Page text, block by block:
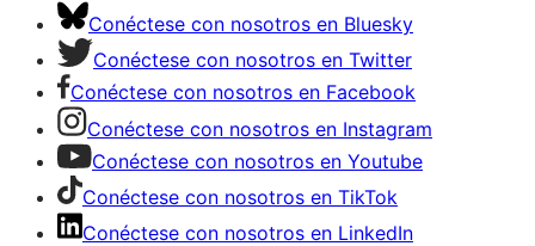
Conéctese con nosotros en Bluesky
Conéctese con nosotros en Twitter
Conéctese con nosotros en Facebook
Conéctese con nosotros en Instagram
Conéctese con nosotros en Youtube
Conéctese con nosotros en TikTok
Conéctese con nosotros en LinkedIn